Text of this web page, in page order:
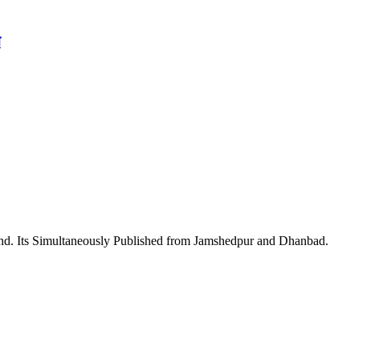
Its Simultaneously Published from Jamshedpur and Dhanbad.